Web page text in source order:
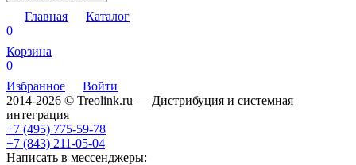
Главная
Каталог
0
Корзина
0
Избранное
Войти
2014-2026 © Treolink.ru — Дистрибуция и системная
интеграция
+7 (495) 775-59-78
+7 (843) 211-05-04
Написать в мессенджеры: